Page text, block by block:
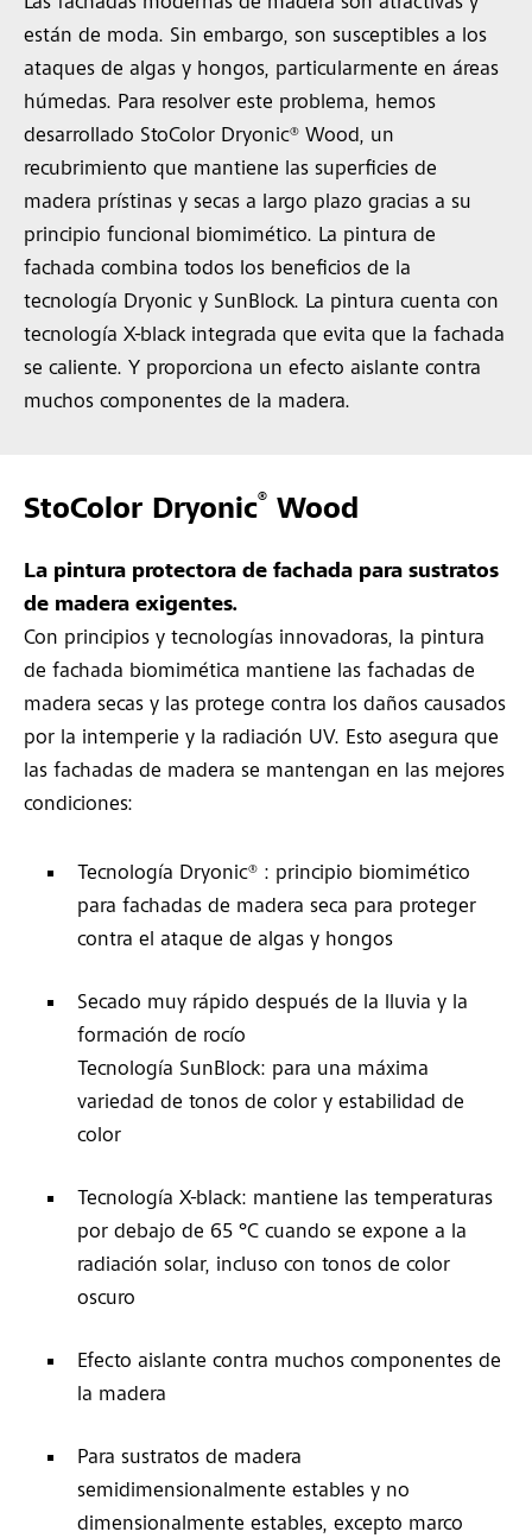
están de moda. Sin embargo, son susceptibles a los
ataques de algas y hongos, particularmente en áreas
húmedas. Para resolver este problema, hemos
desarrollado StoColor Dryonic® Wood, un
recubrimiento que mantiene las superficies de
madera prístinas y secas a largo plazo gracias a su
principio funcional biomimético. La pintura de
fachada combina todos los beneficios de la
tecnología Dryonic y SunBlock. La pintura cuenta con
tecnología X-black integrada que evita que la fachada
se caliente. Y proporciona un efecto aislante contra
muchos componentes de la madera.
StoColor Dryonic® Wood
La pintura protectora de fachada para sustratos
de madera exigentes.
Con principios y tecnologías innovadoras, la pintura
de fachada biomimética mantiene las fachadas de
madera secas y las protege contra los daños causados
por la intemperie y la radiación UV. Esto asegura que
las fachadas de madera se mantengan en las mejores
condiciones:
Tecnología Dryonic® : principio biomimético
para fachadas de madera seca para proteger
contra el ataque de algas y hongos
Secado muy rápido después de la lluvia y la
formación de rocío
Tecnología SunBlock: para una máxima
variedad de tonos de color y estabilidad de
color
Tecnología X-black: mantiene las temperaturas
por debajo de 65 °C cuando se expone a la
radiación solar, incluso con tonos de color
oscuro
Efecto aislante contra muchos componentes de
la madera
Para sustratos de madera
semidimensionalmente estables y no
dimensionalmente estables, excepto marco